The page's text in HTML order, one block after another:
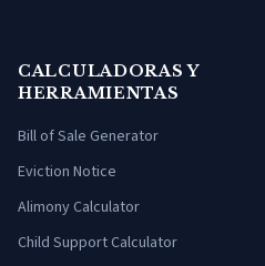
CALCULADORAS Y
HERRAMIENTAS
Bill of Sale Generator
Eviction Notice
Alimony Calculator
Child Support Calculator